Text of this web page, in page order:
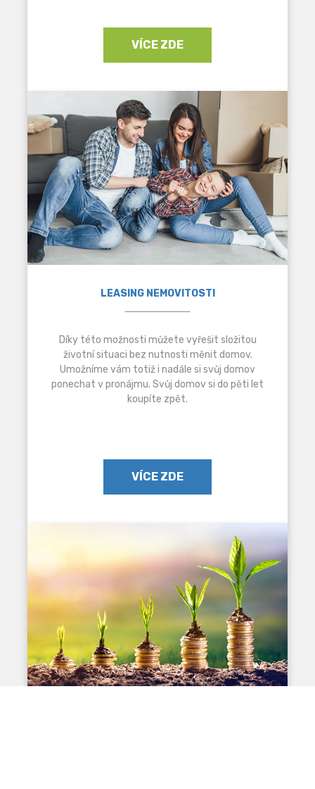
VÍCE ZDE
LEASING NEMOVITOSTI
Díky této možnosti můžete vyřešit složitou
životní situaci bez nutnosti měnit domov.
Umožníme vám totiž i nadále si svůj domov
ponechat v pronájmu. Svůj domov si do pěti let
koupíte zpět.
VÍCE ZDE